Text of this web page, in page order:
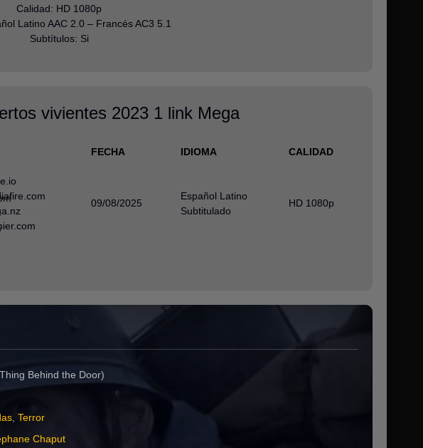
Calidad: HD 1080p
Latino AAC 2.0 – Francés AC3 5.1
Subtítulos: Si
vivientes 2023 1 link Mega
FECHA IDIOMA CALIDAD
09/08/2025
Español Latino
Subtitulado
HD 1080p
Behind the Door)
,Terror
Chaput